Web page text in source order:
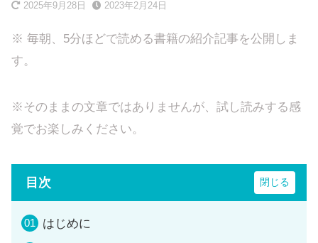
2025年9月28日 2023年2月24日
※ 毎朝、5分ほどで読める書籍の紹介記事を公開しま
す。
※そのままの文章ではありませんが、試し読みする感
覚でお楽しみください。
目次
はじめに